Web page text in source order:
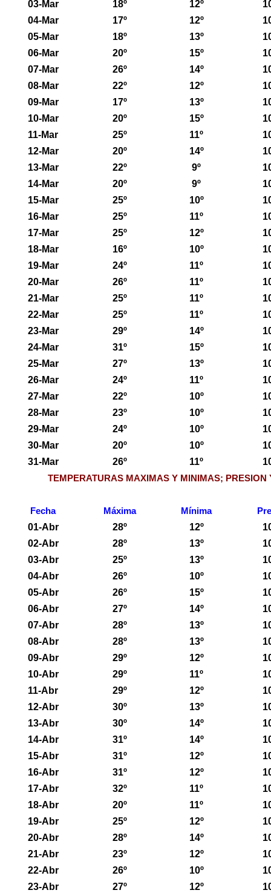
03-Mar
18º 12º
04-Mar
17º 12º
05-Mar
18º 13º
06-Mar
20º 15º
07-Mar
26º 14º
08-Mar
22º 12º
09-Mar
17º 13º
10-Mar
20º 15º
11-Mar
25º 11º
12-Mar
20º 14º
13-Mar
22º 9º
14-Mar
20º 9º
15-Mar
25º 10º
16-Mar
25º 11º
17-Mar
25º 12º
18-Mar
16º 10º
19-Mar
24º 11º
20-Mar
26º 11º
21-Mar
25º 11º
22-Mar
25º 11º
23-Mar
29º 14º
24-Mar
31º 15º
25-Mar
27º 13º
26-Mar
24º 11º
27-Mar
22º 10º
28-Mar
23º 10º
29-Mar
24º 10º
30-Mar
20º 10º
31-Mar
26º 11º
TEMPERATURAS MAXIMAS Y MINIMAS; PRESION
Fecha Máxima Mínima
01-Abr 28º 12º
02-Abr
28º 13º
03-Abr
25º 13º
04-Abr
26º 10º
05-Abr
26º 15º
06-Abr
27º 14º
07-Abr
28º 13º
08-Abr
28º 13º
09-Abr
29º 12º
10-Abr
29º 11º
11-Abr
29º 12º
12-Abr
30º 13º
13-Abr
30º 14º
14-Abr
31º 14º
15-Abr
31º 12º
16-Abr
31º 12º
17-Abr
32º 11º
18-Abr
20º 11º
19-Abr
25º 12º
20-Abr
28º 14º
21-Abr
23º 12º
22-Abr
26º 10º
23-Abr
27º 12º